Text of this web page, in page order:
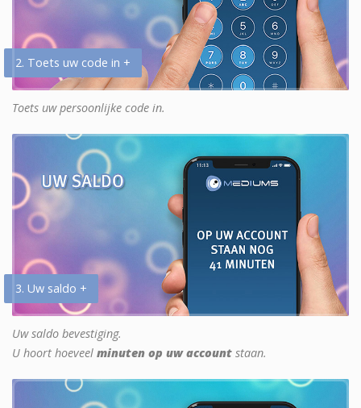
2. Toets uw code in +
Toets uw persoonlijke code in.
3. Uw saldo +
Uw saldo bevestiging.
U hoort hoeveel minuten op uw account staan.